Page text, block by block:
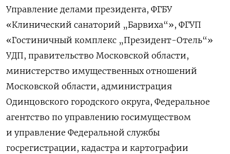
Управление делами президента, ФГБУ
«Клинический санаторий „Барвиха“», ФГУП
«Гостиничный комплекс „Президент-Отель“»
УДП, правительство Московской области,
министерство имущественных отношений
Московской области, администрация
Одинцовского городского округа, Федеральное
агентство по управлению госимуществом
и управление Федеральной службы
госрегистрации, кадастра и картографии